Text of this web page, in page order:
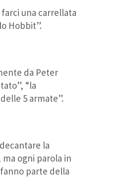
una carrellata
Hobbit”.
da Peter
“la
5 armate”.
la
ogni parola in
parte della